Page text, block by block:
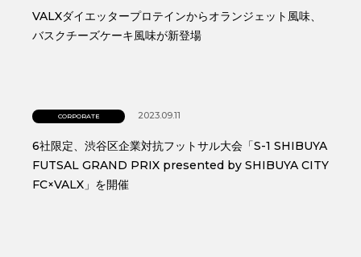
VALXダイエッタープロテインからオランジェット風味、
バスクチーズケーキ風味が新登場
CORPORATE 2023.09.11
6社限定、渋谷区企業対抗フットサル大会「S-1 SHIBUYA
FUTSAL GRAND PRIX presented by SHIBUYA CITY
FC×VALX」を開催